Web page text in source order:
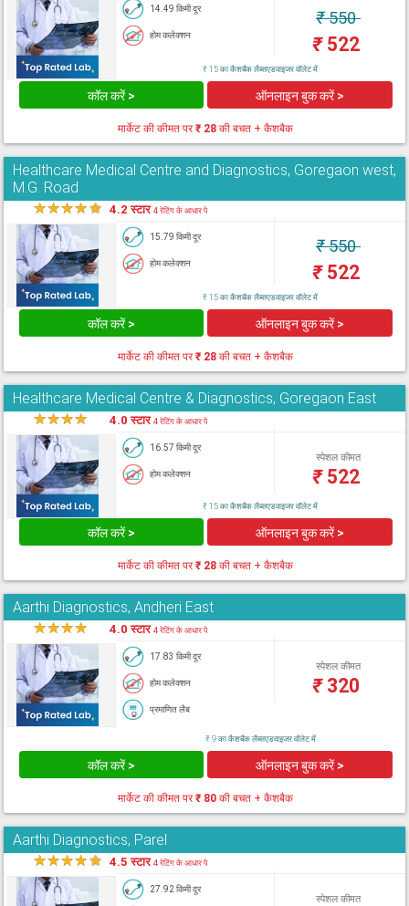
14.49 किमी दूर
होम कलेक्शन
₹550
₹522
₹ 15 का कैशबैक लैब्सएडवाइजर वॉलेट में
कॉल करें > ऑनलाइन बुक करें >
मार्केट की कीमत पर₹ 28 की बचत + कैशबैक
Healthcare Medical Centre and Diagnostics, Goregaon west,
M.G. Road
★★★★★ 4.2 स्टार4 रेटिंग के आधार पे
15.79 किमी दूर
होम कलेक्शन
₹550
₹522
₹ 15 का कैशबैक लैब्सएडवाइजर वॉलेट में
कॉल करें > ऑनलाइन बुक करें >
मार्केट की कीमत पर₹ 28 की बचत + कैशबैक
Healthcare Medical Centre & Diagnostics, Goregaon East
★★★★ 4.0 स्टार4 रेटिंग के आधार पे
16.57 किमी दूर
होम कलेक्शन
स्पेशल कीमत
₹522
₹ 15 का कैशबैक लैब्सएडवाइजर वॉलेट में
कॉल करें > ऑनलाइन बुक करें >
मार्केट की कीमत पर₹ 28 की बचत + कैशबैक
Aarthi Diagnostics, Andheri East
★★★★ 4.0 स्टार4 रेटिंग के आधार पे
17.83 किमी दूर
होम कलेक्शन
प्रमाणित लैब
स्पेशल कीमत
₹320
₹ 9 का कैशबैक लैब्सएडवाइजर वॉलेट में
कॉल करें > ऑनलाइन बुक करें >
मार्केट की कीमत पर₹ 80 की बचत + कैशबैक
Aarthi Diagnostics, Parel
★★★★★ 4.5 स्टार4 रेटिंग के आधार पे
27.92 किमी दूर
स्पेशल कीमत